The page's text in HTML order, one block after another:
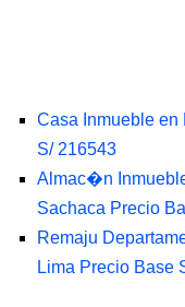
Casa Inmueble en
S/ 216543
Almac�n
Sachaca Precio
Remaju
Lima Precio Base